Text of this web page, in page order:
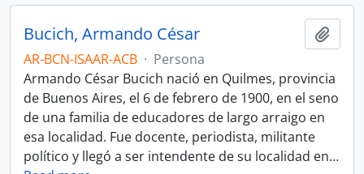
Bucich, Armando César
AR-BCN-ISAAR-ACB · Persona
Armando César Bucich nació en Quilmes, provincia
de Buenos Aires, el 6 de febrero de 1900, en el seno
de una familia de educadores de largo arraigo en
esa localidad. Fue docente, periodista, militante
político y llegó a ser intendente de su localidad en…